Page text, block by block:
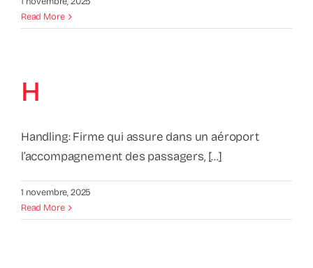
Read More
H
Handling: Firme qui assure dans un aéroport
l’accompagnement des passagers, [...]
1 novembre, 2025
Read More